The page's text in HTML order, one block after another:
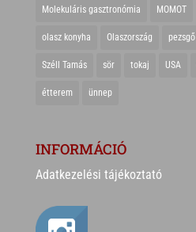
Molekuláris gasztronómia MOMOT
olasz konyha Olaszország pezsgő
Széll Tamás sör tokaj USA
étterem ünnep
INFORMÁCIÓ
Adatkezelési tájékoztató